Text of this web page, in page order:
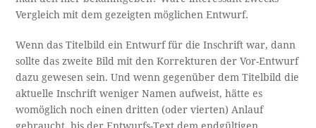
Vergleich mit dem gezeigten möglichen Entwurf.
Wenn das Titelbild ein Entwurf für die Inschrift war, dann
sollte das zweite Bild mit den Korrekturen der Vor-Entwurf
dazu gewesen sein. Und wenn gegenüber dem Titelbild die
aktuelle Inschrift weniger Namen aufweist, hätte es
womöglich noch einen dritten (oder vierten) Anlauf